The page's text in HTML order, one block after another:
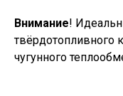
Внимание!
твёрдотопливного
чугунного